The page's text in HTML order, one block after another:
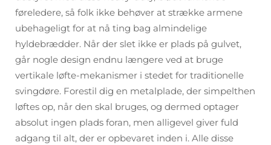
føreledere, så folk ikke behøver at strække armene
ubehageligt for at nå ting bag almindelige
hyldebrædder. Når der slet ikke er plads på gulvet,
går nogle design endnu længere ved at bruge
vertikale løfte-mekanismer i stedet for traditionelle
svingdøre. Forestil dig en metalplade, der simpelthen
løftes op, når den skal bruges, og dermed optager
absolut ingen plads foran, men alligevel giver fuld
adgang til alt, der er opbevaret inden i. Alle disse